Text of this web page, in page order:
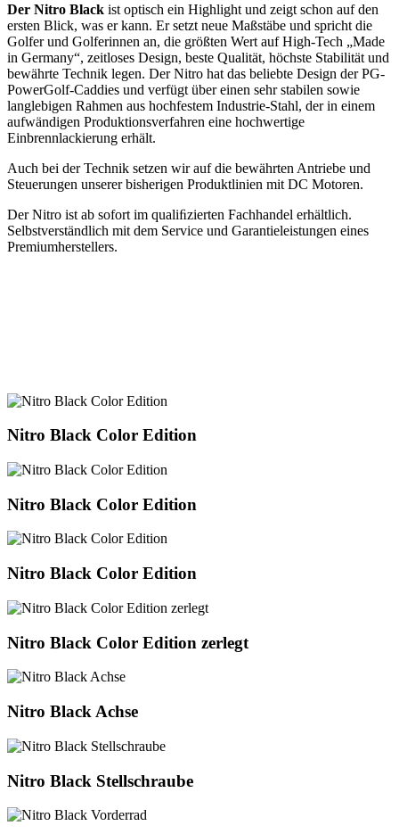
Der Nitro Black ist optisch ein Highlight und zeigt schon auf den
ersten Blick, was er kann. Er setzt neue Maßstäbe und spricht die
Golfer und Golferinnen an, die größten Wert auf High-Tech „Made
in Germany“, zeitloses Design, beste Qualität, höchste Stabilität und
bewährte Technik legen. Der Nitro hat das beliebte Design der PG-
PowerGolf-Caddies und verfügt über einen sehr stabilen sowie
langlebigen Rahmen aus hochfestem Industrie-Stahl, der in einem
aufwändigen Produktionsverfahren eine hochwertige
Einbrennlackierung erhält.
Auch bei der Technik setzen wir auf die bewährten Antriebe und
Steuerungen unserer bisherigen Produktlinien mit DC Motoren.
Der Nitro ist ab sofort im qualiﬁzierten Fachhandel erhältlich.
Selbstverständlich mit dem Service und Garantieleistungen eines
Premiumherstellers.
Nitro
Color
Edition
Nitro Black Color Edition
Nitro
Color
Edition
Nitro Black Color Edition
Nitro
Color
Edition
Nitro Black Color Edition
Nitro
Color
Edition
zerlegt
Nitro Black Color Edition zerlegt
Nitro
Achse
Nitro Black Achse
Nitro
Stellschraube
Nitro Black Stellschraube